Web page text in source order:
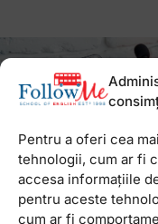
Pentru a oferi cea
tehnologii, cum ar fi
accesa informațiile
pentru aceste
cum ar fi